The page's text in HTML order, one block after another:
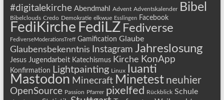
#digitalekirche Abendmahl Advent Adventskalender Bibel
Bibelclouds Credo Demokratie elkwue Esslingen Facebook
FediKirche FediLZ Fediverse
FediverseModerationsTreff Gamification Glaube
Glaubensbekenntnis Instagram Jahreslosung
Jesus Jugendarbeit Katechismus Kirche KonApp
Konfirmation Lightpainting Linux luanti
Mastodon Minecraft Minetest neuhier
OpenSource Passion Pfarrer pixelfed Rückblick Schule